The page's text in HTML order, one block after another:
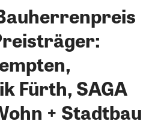
Fürth, SAGA
+ Stadtbau